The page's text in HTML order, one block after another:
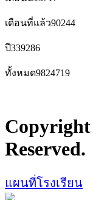
เดือนที่แล้ว90244
ปี339286
ทั้งหมด9824719
Reserved.
แผนที่โรงเรียน